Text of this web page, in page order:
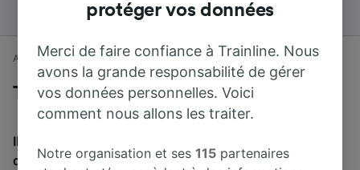
Accueil Horaires train Hastings à Brighton
Trains de Hastings à Brighton
Il faut en moyenne 1 h 17 min pour parcourir en train la
distance de 51 km entre Hastings et Brighton. Environ
protéger vos données
Merci de faire confiance à Trainline. Nous
avons la grande responsabilité de gérer
vos données personnelles. Voici
comment nous allons les traiter.
Notre organisation et ses115 partenaires